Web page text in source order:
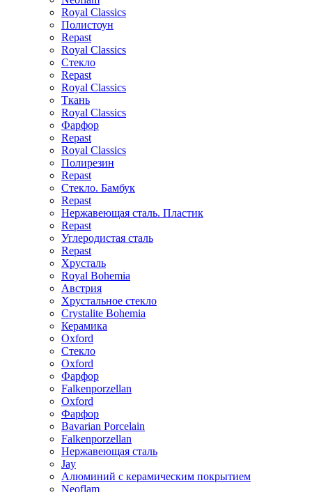
Royal Classics
Полистоун
Repast
Royal Classics
Стекло
Repast
Royal Classics
Ткань
Royal Classics
Фарфор
Repast
Royal Classics
Полирезин
Repast
Стекло. Бамбук
Repast
Нержавеющая сталь. Пластик
Repast
Углеродистая сталь
Repast
Хрусталь
Royal Bohemia
Австрия
Хрустальное стекло
Crystalite Bohemia
Керамика
Oxford
Стекло
Oxford
Фарфор
Falkenporzellan
Oxford
Фарфор
Bavarian Porcelain
Falkenporzellan
Нержавеющая сталь
Jay
Алюминий с керамическим покрытием
Neoflam